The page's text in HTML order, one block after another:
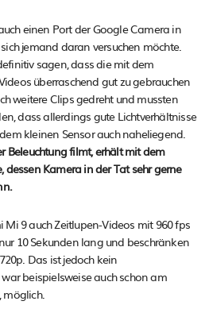
einen Port der Google Camera in
jemand daran versuchen möchte.
sagen, dass die mit dem
überraschend gut zu gebrauchen
weitere Clips gedreht und mussten
dass allerdings gute Lichtverhältnisse
kleinen Sensor auch naheliegend.
Beleuchtung filmt, erhält mit dem
Kamera in der Tat sehr gerne
9 auch Zeitlupen-Videos mit 960 fps
10 Sekunden lang und beschränken
Das ist jedoch kein
beispielsweise auch schon am
möglich.